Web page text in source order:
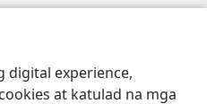
digital experience,
at katulad na mga